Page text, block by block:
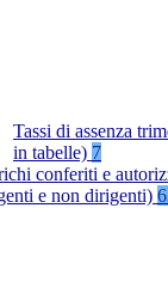
Tassi di assenza
in tabelle) 7
conferiti e
e non dirigenti)